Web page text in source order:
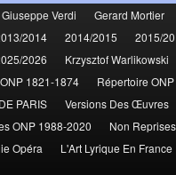
Giuseppe Verdi Gerard Mortier
2014 2014/2015 2015/
2026 Krzysztof Warlikowski
1821-1874 Répertoire
PARIS Versions Des Œuvres
ONP 1988-2020 Non
Opéra L'Art Lyrique En France